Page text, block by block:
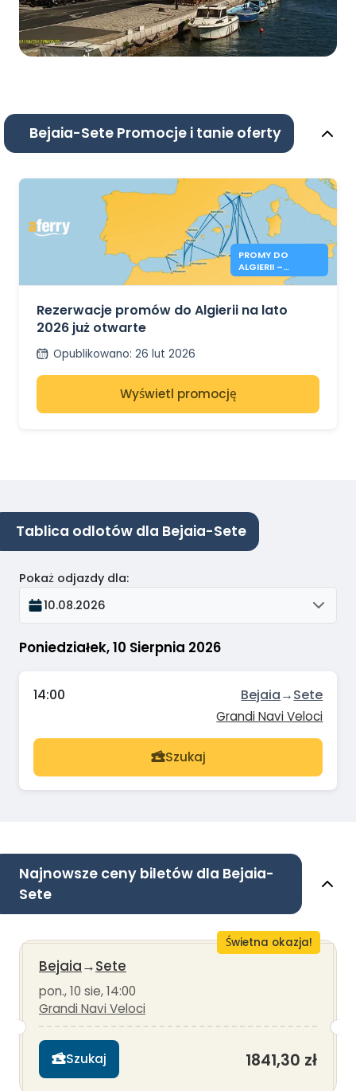
Bejaia-Sete Promocje i tanie oferty
PROMY DO
ALGIERII –
REZERWACJE NA
OTWARTE
Rezerwacje promów do Algierii na lato
2026 już otwarte
Opublikowano: 26 lut 2026
Wyświetl promocję
Tablica odlotów dla Bejaia-Sete
Poniedziałek, 10 Sierpnia 2026
Pokaż odjazdy dla:
10.08.2026
14:00 Bejaia→Sete
Grandi Navi Veloci
Szukaj
Najnowsze ceny biletów dla Bejaia-
Sete
Świetna okazja!
Bejaia→Sete
pon., 10 sie, 14:00
Grandi Navi Veloci
Szukaj 1841,30 zł